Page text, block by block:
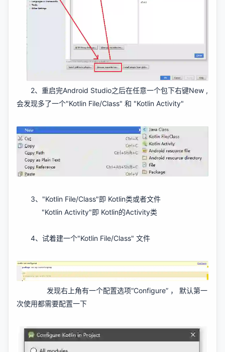
2、重启完Android Studio之后在任意一个包下右键New ,
会发现多了一个"Kotlin File/Class" 和 "Kotlin Activity"
3、"Kotlin File/Class"即 Kotlin类或者文件
"Kotlin Activity"即 Kotlin的Activity类
4、试着建一个"Kotlin File/Class" 文件
发现右上角有一个配置选项“Configure” ， 默认第一
次使用都需要配置一下